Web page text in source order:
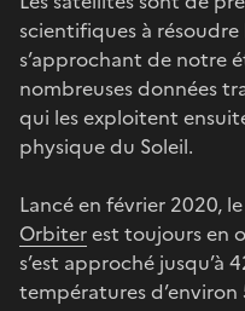
scientifiques à résoudre
s’approchant de notre
nombreuses données
qui les exploitent
physique du Soleil.
Lancé en février 2020,
Orbiterest toujours en
s’est approché jusqu’à
températures